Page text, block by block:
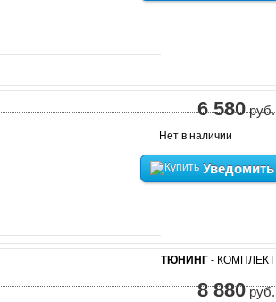
6 580руб.
Нет в наличии
Уведомить
8 880руб.
ТЮНИНГ - КОМПЛЕКТ